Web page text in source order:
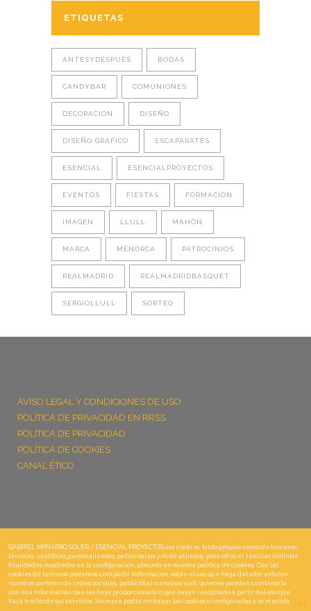
ETIQUETAS
ANTESYDESPUÉS BODAS
CANDYBAR COMUNIONES
DECORACIÓN DISEÑO
DISEÑO GRÁFICO ESCAPARATES
ESENCIAL ESENCIALPROYECTOS
EVENTOS FIESTAS FORMACIÓN
IMAGEN LLULL MAHÓN
MARCA MENORCA PATROCINIOS
REALMADRID REALMADRIDBASQUET
SERGIOLLULL SORTEO
AVISO LEGAL Y CONDICIONES DE USO
POLÍTICA DE PRIVACIDAD EN RRSS
POLÍTICA DE PRIVACIDAD
POLÍTICA DE COOKIES
CANAL ÉTICO
(+34) 639 835 601•
Más información: Política de Cookies
GABRIEL MIÑARRO SOLER / ESENCIAL PROYECTOS usa cookies, tanto propias como de terceros,
técnicas, analíticas,personalizadas, publicitarias y/o de afiliados, para ofrecer realizar distintas
finalidades mostradas en la configuración, ubicada en nuestra política de cookies. Con las
cookies de terceros podemos compartir información sobre el uso que haga del sitio web con
nuestros partners de redes sociales, publicidad o análisis web, quienes pueden combinarla
con otra información que les haya proporcionado o que hayan recopilado a partir del uso que
haya hecho de sus servicios. Siempre podrá rechazar las cookies o configurarlas a su medida.